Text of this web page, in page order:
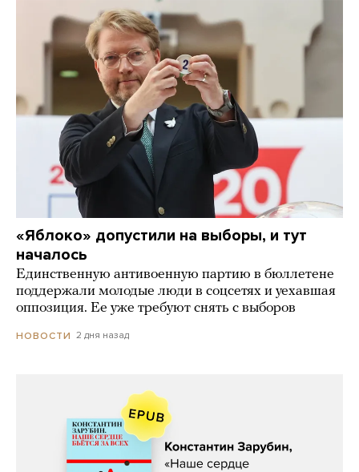
«Яблоко» допустили на выборы, и тут
началось
Единственную антивоенную партию в бюллетене
поддержали молодые люди в соцсетях и уехавшая
оппозиция. Ее уже требуют снять с выборов
НОВОСТИ 2 дня назад